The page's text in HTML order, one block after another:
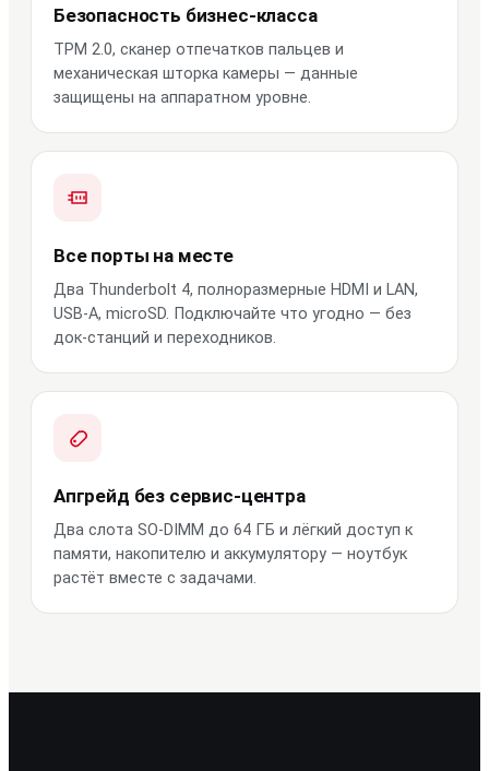
Безопасность бизнес-класса
TPM 2.0, сканер отпечатков пальцев и
механическая шторка камеры — данные
защищены на аппаратном уровне.
Все порты на месте
Два Thunderbolt 4, полноразмерные HDMI и LAN,
USB-A, microSD. Подключайте что угодно — без
док-станций и переходников.
Апгрейд без сервис-центра
Два слота SO-DIMM до 64 ГБ и лёгкий доступ к
памяти, накопителю и аккумулятору — ноутбук
растёт вместе с задачами.